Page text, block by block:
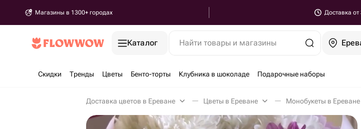
Магазины в 1300+ городах Доставка от
Каталог Найти товары и магазины
Скидки Тренды Цветы Бенто-торты Клубника в шоколаде Подарочные наборы
Доставка цветов в Ереване Цветы в Ереване Монобукеты в Ереване